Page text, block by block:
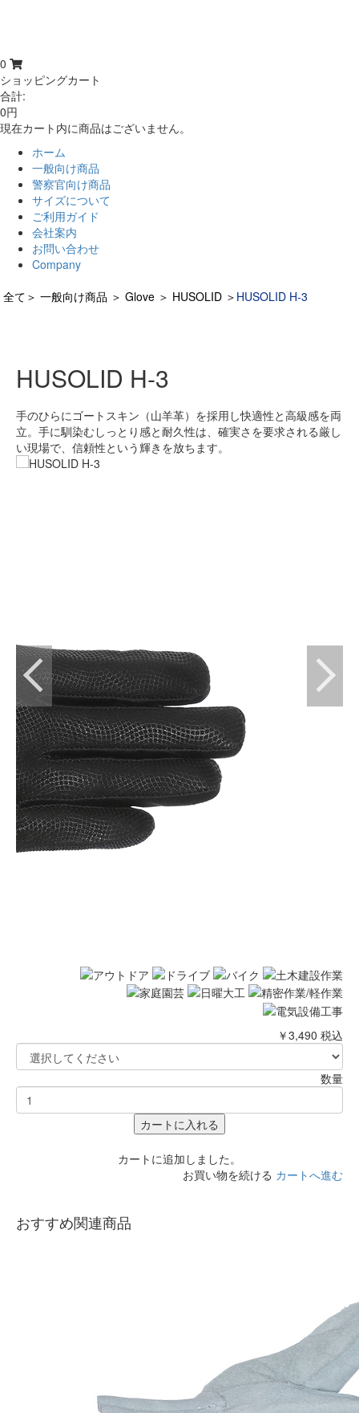
0
ショッピングカート
合計:
0円
現在カート内に商品はございません。
ホーム
一般向け商品
警察官向け商品
サイズについて
ご利用ガイド
会社案内
お問い合わせ
Company
全て ＞ 一般向け商品 ＞ Glove ＞ HUSOLID ＞ HUSOLID H-3
HUSOLID H-3
手のひらにゴートスキン（山羊革）を採用し快適性と高級感を両
立。手に馴染むしっとり感と耐久性は、確実さを要求される厳し
い現場で、信頼性という輝きを放ちます。
￥3,490 税込
数量
カートに入れる
カートに追加しました。
お買い物を続ける カートへ進む
おすすめ関連商品